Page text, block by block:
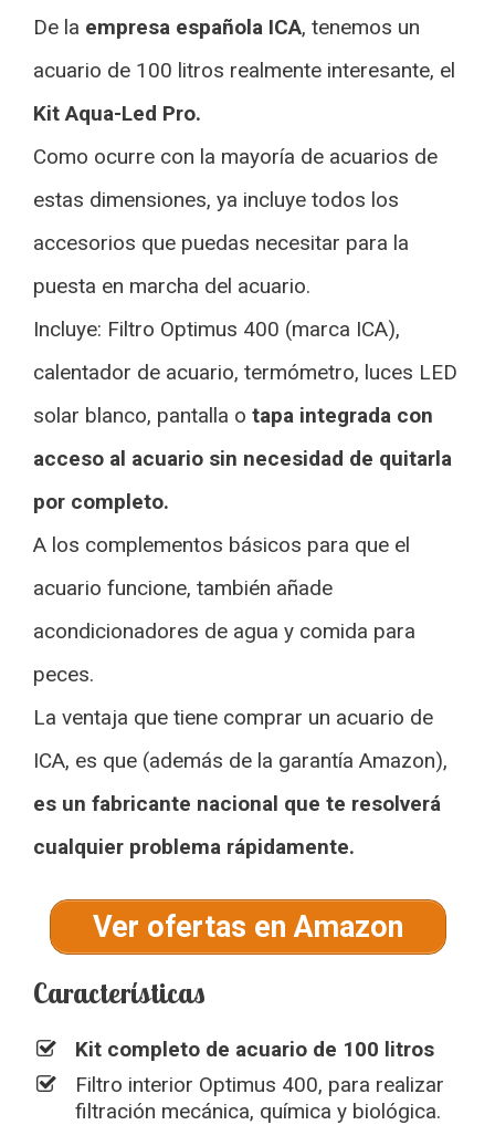
De la empresa española ICA, tenemos un
acuario de 100 litros realmente interesante, el
Kit Aqua-Led Pro.
Como ocurre con la mayoría de acuarios de
estas dimensiones, ya incluye todos los
accesorios que puedas necesitar para la
puesta en marcha del acuario.
Incluye: Filtro Optimus 400 (marca ICA),
calentador de acuario, termómetro, luces LED
solar blanco, pantalla o tapa integrada con
acceso al acuario sin necesidad de quitarla
por completo.
A los complementos básicos para que el
acuario funcione, también añade
acondicionadores de agua y comida para
peces.
La ventaja que tiene comprar un acuario de
ICA, es que (además de la garantía Amazon),
es un fabricante nacional que te resolverá
cualquier problema rápidamente.
Ver ofertas en Amazon
Características
Kit completo de acuario de 100 litros
Filtro interior Optimus 400, para realizar
filtración mecánica, química y biológica.